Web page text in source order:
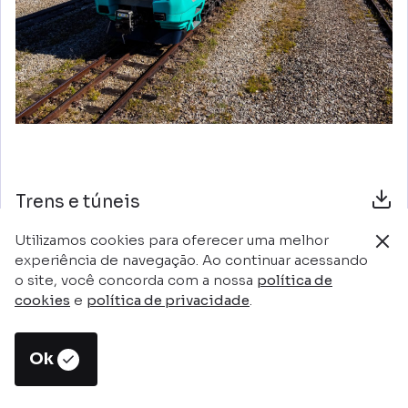
Trens e túneis
Retornar ao início
Utilizamos cookies para oferecer uma melhor
experiência de navegação. Ao continuar acessando
o site, você concorda com a nossa política de
cookies e política de privacidade.
Ok